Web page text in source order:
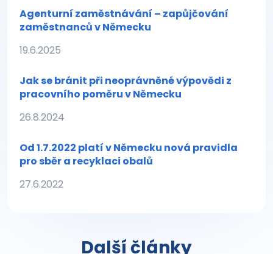
Agenturní zaměstnávání – zapůjčování
zaměstnanců v Německu
19.6.2025
Jak se bránit při neoprávněné výpovědi z
pracovního poměru v Německu
26.8.2024
Od 1.7.2022 platí v Německu nová pravidla
pro sběr a recyklaci obalů
27.6.2022
Další články